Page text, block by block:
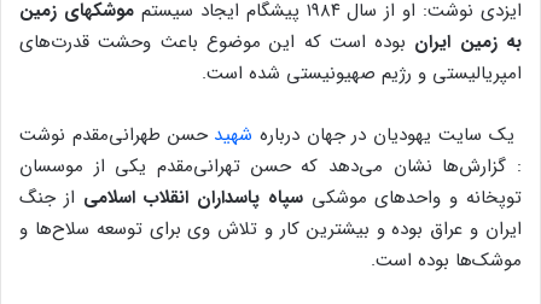
ایزدی نوشت: او از سال ۱۹۸۴ پیشگام ایجاد سیستم
موشکهای زمین
به زمین ایران بوده است که این موضوع باعث وحشت قدرت‌های
امپریالیستی و رژیم صهیونیستی شده است.
یک سایت یهودیان در جهان درباره شهید حسن طهرانی‌مقدم نوشت
: گزارش‌ها نشان می‌دهد که حسن تهرانی‌مقدم یکی از موسسان
توپخانه و واحدهای موشکیسپاه پاسداران انقلاب اسلامی از جنگ
ایران و عراق بوده و بیشترین کار و تلاش وی برای توسعه سلاح‌ها و
موشک‌ها بوده است.